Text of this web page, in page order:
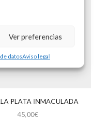
Ver preferencias
datosAviso legal
PLATA INMACULADA
45,00€